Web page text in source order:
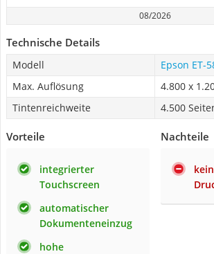
08/2026
Technische Details
Modell
Epson ET-
Max. Auflösung
4.800 x
Tintenreichweite
4.500
Vorteile
integrierter
Touchscreen
automatischer
Dokumenteneinzug
hohe
Nachteile